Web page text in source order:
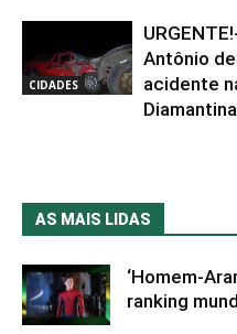
CIDADES
Antônio
acidente
Diamantina
AS MAIS LIDAS
‘Homem-
ranking